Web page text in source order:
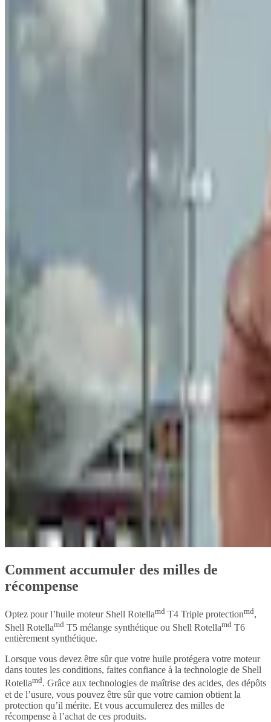
Comment accumuler des milles de
récompense
Optez pour l’huile moteur Shell Rotellamd T4 Triple protectionmd,
Shell Rotellamd T5 mélange synthétique ou Shell Rotellamd T6
entièrement synthétique.
Lorsque vous devez être sûr que votre huile protégera votre moteur
dans toutes les conditions, faites confiance à la technologie de Shell
Rotellamd. Grâce aux technologies de maîtrise des acides, des dépôts
et de l’usure, vous pouvez être sûr que votre camion obtient la
protection qu’il mérite. Et vous accumulerez des milles de
récompense à l’achat de ces produits.